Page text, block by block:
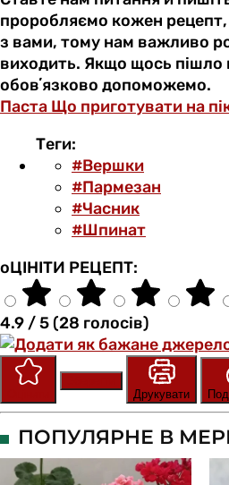
проробляємо кожен
з вами, тому нам важливо
виходить. Якщо щось пішло
обовʼязково допоможемо.
Паста Що приготувати на
Теги:
#Вершки
#Пармезан
#Часник
#Шпинат
оЦІНІТИ РЕЦЕПТ:
4.9 / 5 (28 голосів)
Друкувати